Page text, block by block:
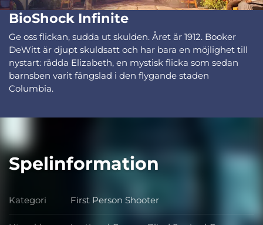
BioShock Infinite
Ge oss flickan, sudda ut skulden. Året är 1912. Booker
DeWitt är djupt skuldsatt och har bara en möjlighet till
nystart: rädda Elizabeth, en mystisk flicka som sedan
barnsben varit fängslad i den flygande staden
Columbia.
Spelinformation
Kategori Kategori
First Person Shooter